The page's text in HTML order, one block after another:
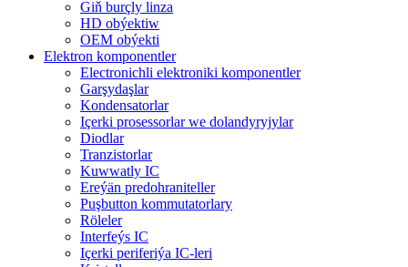
Giň burçly linza
HD obýektiw
OEM obýekti
Elektron komponentler
Electronichli elektroniki komponentler
Garşydaşlar
Kondensatorlar
Içerki prosessorlar we dolandyryjylar
Diodlar
Tranzistorlar
Kuwwatly IC
Ereýän predohraniteller
Puşbutton kommutatorlary
Röleler
Interfeýs IC
Içerki periferiýa IC-leri